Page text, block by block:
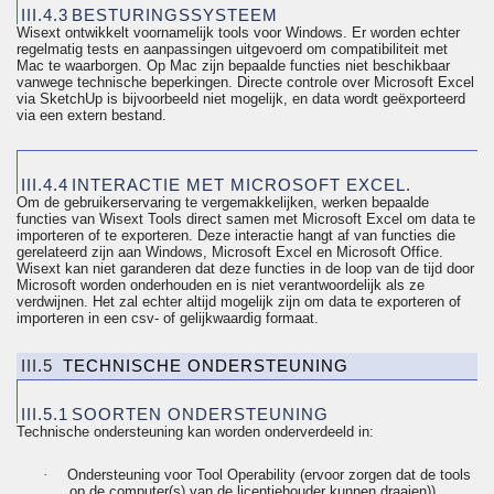
III.4.3 BESTURINGSSYSTEEM
Wisext ontwikkelt voornamelijk tools voor Windows. Er worden echter
regelmatig tests en aanpassingen uitgevoerd om compatibiliteit met
Mac te waarborgen. Op Mac zijn bepaalde functies niet beschikbaar
vanwege technische beperkingen. Directe controle over Microsoft Excel
via SketchUp is bijvoorbeeld niet mogelijk, en data wordt geëxporteerd
via een extern bestand.
III.4.4 INTERACTIE MET MICROSOFT EXCEL.
Om de gebruikerservaring te vergemakkelijken, werken bepaalde
functies van Wisext Tools direct samen met Microsoft Excel om data te
importeren of te exporteren. Deze interactie hangt af van functies die
gerelateerd zijn aan Windows, Microsoft Excel en Microsoft Office.
Wisext kan niet garanderen dat deze functies in de loop van de tijd door
Microsoft worden onderhouden en is niet verantwoordelijk als ze
verdwijnen. Het zal echter altijd mogelijk zijn om data te exporteren of
importeren in een csv- of gelijkwaardig formaat.
III.5 TECHNISCHE ONDERSTEUNING
III.5.1 SOORTEN ONDERSTEUNING
Technische ondersteuning kan worden onderverdeeld in:
· Ondersteuning voor Tool Operability (ervoor zorgen dat de tools